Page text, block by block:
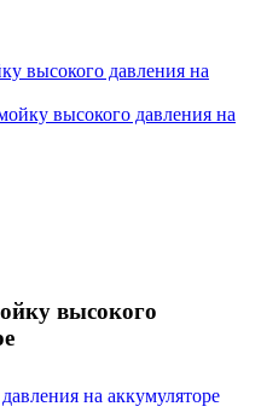
высокого давления на
высокого давления на
высокого